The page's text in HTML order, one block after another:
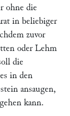
ohne die
in beliebiger
zuvor
oder Lehm
die
in den
ansaugen,
kann.